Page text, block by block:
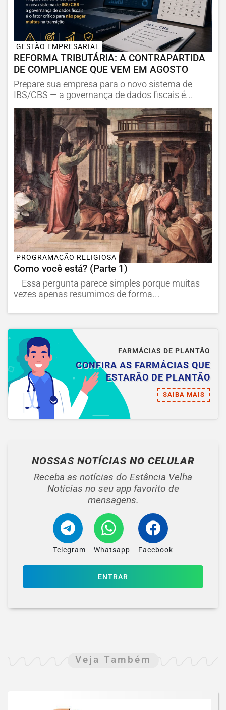
GESTÃO EMPRESARIAL
REFORMA TRIBUTÁRIA: A CONTRAPARTIDA
DE COMPLIANCE QUE VEM EM AGOSTO
Prepare sua empresa para o novo sistema de
IBS/CBS — a governança de dados fiscais é...
PROGRAMAÇÃO RELIGIOSA
Como você está? (Parte 1)
Essa pergunta parece simples porque muitas
vezes apenas resumimos de forma...
FARMÁCIAS DE PLANTÃO
CONFIRA AS FARMÁCIAS QUE
ESTARÃO DE PLANTÃO
SAIBA MAIS
NOSSAS NOTÍCIAS NO CELULAR
Receba as notícias do Estância Velha
Notícias no seu app favorito de
mensagens.
Telegram Whatsapp Facebook
ENTRAR
Veja Também